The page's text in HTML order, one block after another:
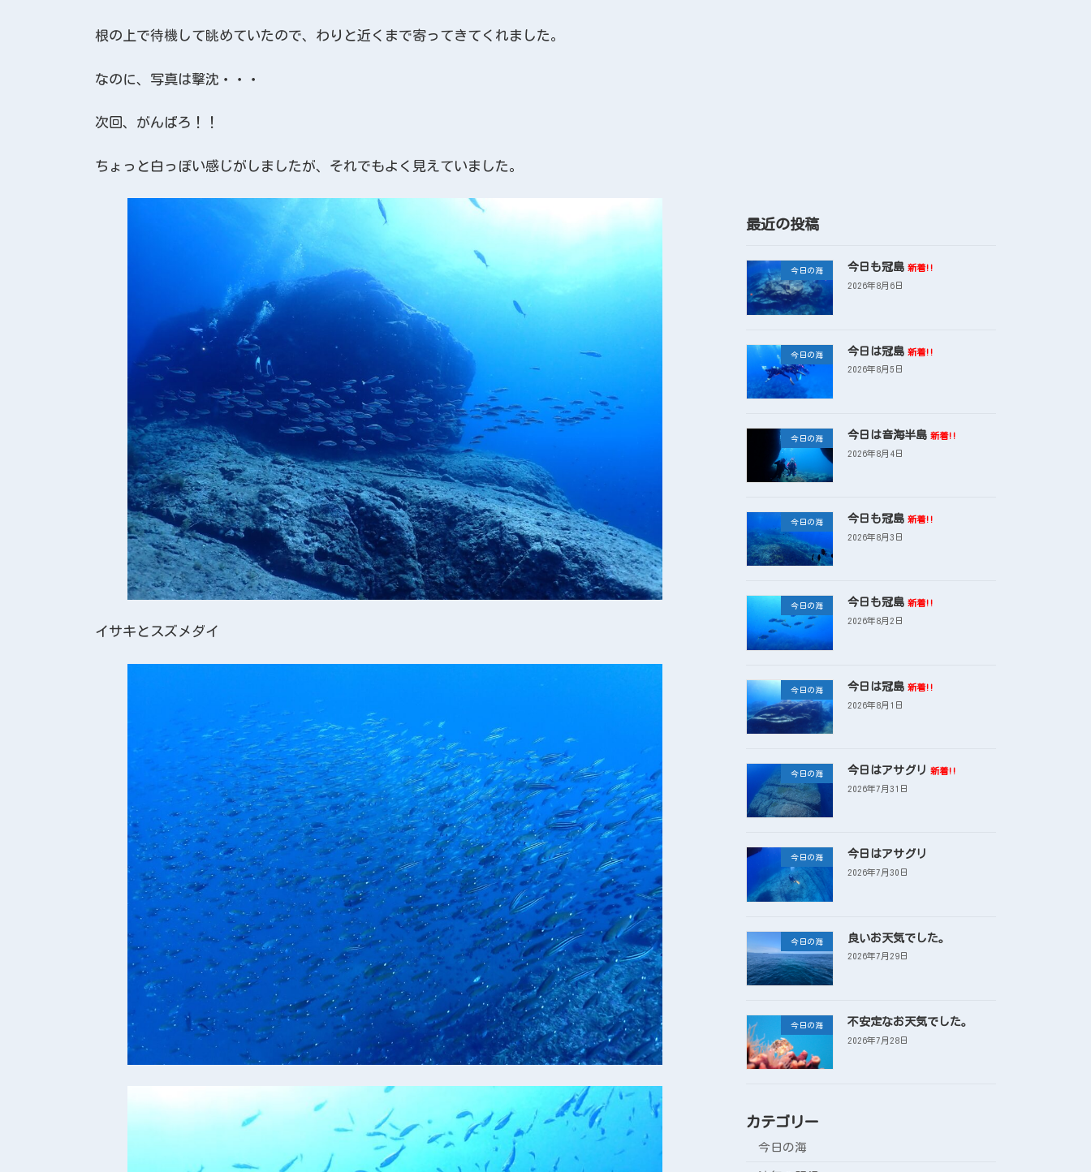
根の上で待機して眺めていたので、わりと近くまで寄ってきてくれました。
なのに、写真は撃沈・・・
次回、がんばろ！！
ちょっと白っぽい感じがしましたが、それでもよく見えていました。
イサキとスズメダイ
最近の投稿
今日の海 今日も冠島 新着!!
2026年8月6日
今日の海 今日は冠島 新着!!
2026年8月5日
今日の海 今日は音海半島 新着!!
2026年8月4日
今日の海 今日も冠島 新着!!
2026年8月3日
今日の海 今日も冠島 新着!!
2026年8月2日
今日の海 今日は冠島 新着!!
2026年8月1日
今日の海 今日はアサグリ 新着!!
2026年7月31日
今日の海 今日はアサグリ
2026年7月30日
今日の海 良いお天気でした。
2026年7月29日
今日の海 不安定なお天気でした。
2026年7月28日
カテゴリー
今日の海